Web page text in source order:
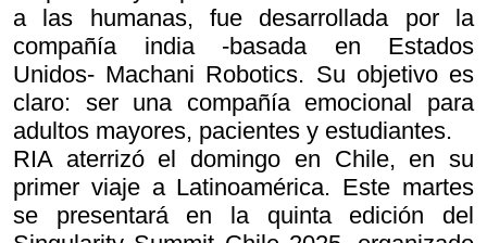
a las humanas, fue desarrollada por la
compañía india -basada en Estados
Unidos- Machani Robotics. Su objetivo es
claro: ser una compañía emocional para
adultos mayores, pacientes y estudiantes.
RIA aterrizó el domingo en Chile, en su
primer viaje a Latinoamérica. Este martes
se presentará en la quinta edición del